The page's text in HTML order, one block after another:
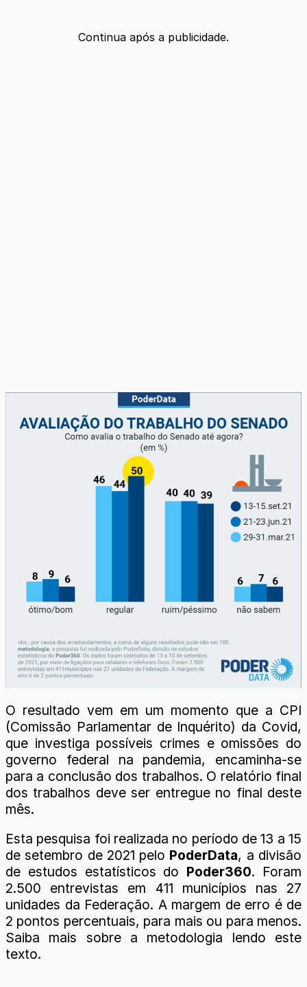
Continua após a publicidade.
O resultado vem em um momento que a CPI
(Comissão Parlamentar de Inquérito) da Covid,
que investiga possíveis crimes e omissões do
governo federal na pandemia, encaminha-se
para a conclusão dos trabalhos. O relatório final
dos trabalhos deve ser entregue no final deste
mês.
Esta pesquisa foi realizada no período de 13 a 15
de setembro de 2021 pelo PoderData, a divisão
de estudos estatísticos do Poder360. Foram
2.500 entrevistas em 411 municípios nas 27
unidades da Federação. A margem de erro é de
2 pontos percentuais, para mais ou para menos.
Saiba mais sobre a metodologia lendo este
texto.